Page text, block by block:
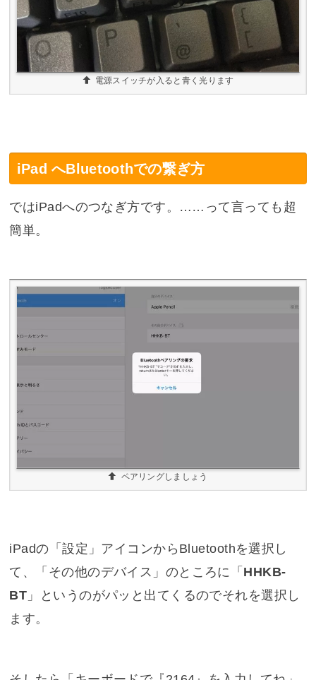
電源スイッチが入ると青く光ります
iPad へBluetoothでの繋ぎ方
ではiPadへのつなぎ方です。……って言っても超
簡単。
ペアリングしましょう
iPadの「設定」アイコンからBluetoothを選択し
て、「その他のデバイス」のところに「 HHKB-
BT 」というのがパッと出てくるのでそれを選択し
ます。